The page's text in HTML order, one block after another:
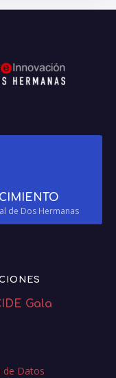
de Dos Hermanas
Gala
de Datos